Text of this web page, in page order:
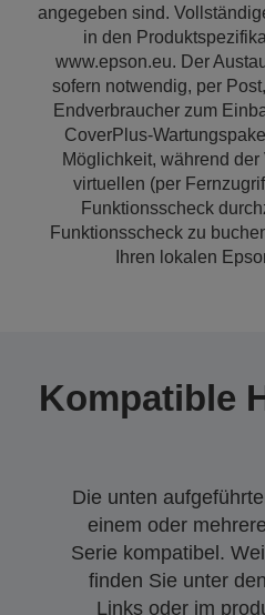
angegeben sind.
in den
www.epson.eu. Der
sofern notwendig, per
Endverbraucher zum
CoverPlus-
Möglichkeit, während
virtuellen (per
Funktionsscheck
Funktionsscheck zu
Ihren lokalen
Kompatible
Die unten
einem oder
Serie kompatibel.
finden Sie unter
Links oder im